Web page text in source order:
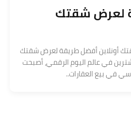
لعرض شقتك
أونلاين أفضل طريقة لعرض شقتك
في عالم اليوم الرقمي، أصبحت
في بيع العقارات..